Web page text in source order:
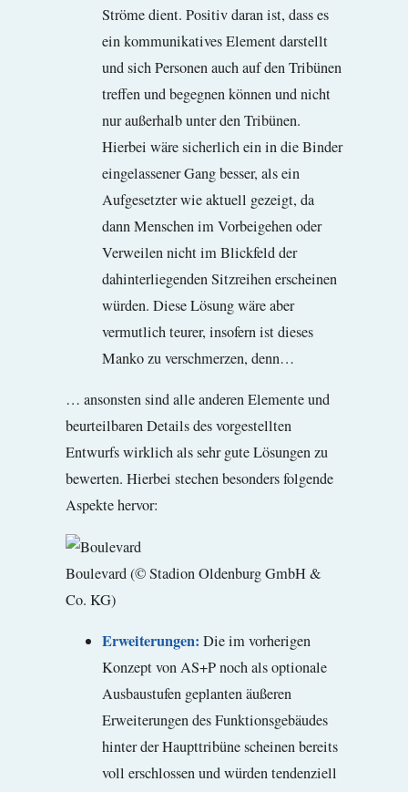
Ströme dient. Positiv daran ist, dass es
ein kommunikatives Element darstellt
und sich Personen auch auf den Tribünen
treffen und begegnen können und nicht
nur außerhalb unter den Tribünen.
Hierbei wäre sicherlich ein in die Binder
eingelassener Gang besser, als ein
Aufgesetzter wie aktuell gezeigt, da
dann Menschen im Vorbeigehen oder
Verweilen nicht im Blickfeld der
dahinterliegenden Sitzreihen erscheinen
würden. Diese Lösung wäre aber
vermutlich teurer, insofern ist dieses
Manko zu verschmerzen, denn…
… ansonsten sind alle anderen Elemente und
beurteilbaren Details des vorgestellten
Entwurfs wirklich als sehr gute Lösungen zu
bewerten. Hierbei stechen besonders folgende
Aspekte hervor:
Boulevard (© Stadion Oldenburg GmbH &
Co. KG)
Erweiterungen: Die im vorherigen
Konzept von AS+P noch als optionale
Ausbaustufen geplanten äußeren
Erweiterungen des Funktionsgebäudes
hinter der Haupttribüne scheinen bereits
voll erschlossen und würden tendenziell